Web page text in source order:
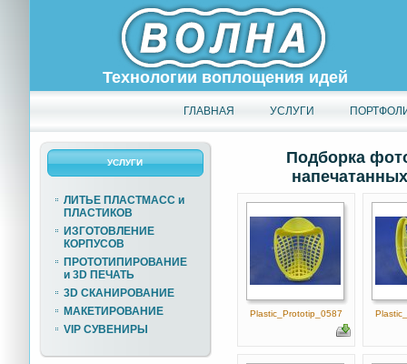
Технологии воплощения идей
ГЛАВНАЯ УСЛУГИ
УСЛУГИ
ЛИТЬЕ ПЛАСТМАСС и
ПЛАСТИКОВ
ИЗГОТОВЛЕНИЕ
КОРПУСОВ
ПРОТОТИПИРОВАНИЕ
и 3D ПЕЧАТЬ
3D СКАНИРОВАНИЕ
МАКЕТИРОВАНИЕ
VIP СУВЕНИРЫ
Подборка
Plastic_Prototip_0587